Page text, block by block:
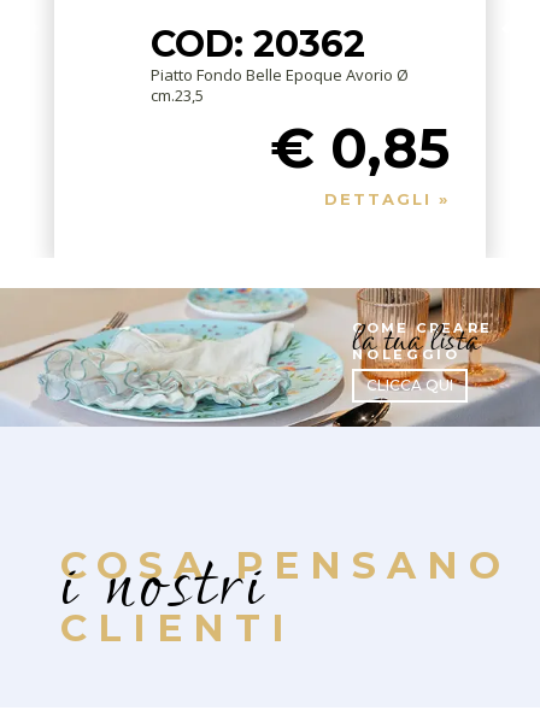
COD: 20362
Piatto Fondo Belle Epoque Avorio Ø
cm.23,5
€ 0,85
DETTAGLI »
COME CREARE
la tua lista
NOLEGGIO
CLICCA QUI
COSA PENSANO
i nostri
CLIENTI